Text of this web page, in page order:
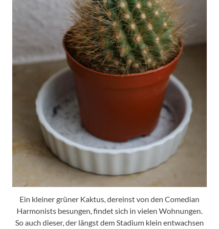
Ein kleiner grüner Kaktus, dereinst von den Comedian
Harmonists besungen, findet sich in vielen Wohnungen.
So auch dieser, der längst dem Stadium klein entwachsen